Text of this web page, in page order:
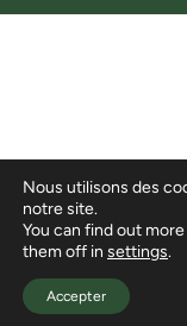
Nous utilisons des
notre site.
You can find out
them off in settings.
Accepter